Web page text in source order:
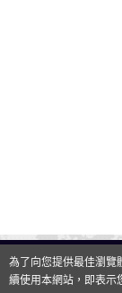
為了向您提供最佳瀏
續使用本網站，即表示